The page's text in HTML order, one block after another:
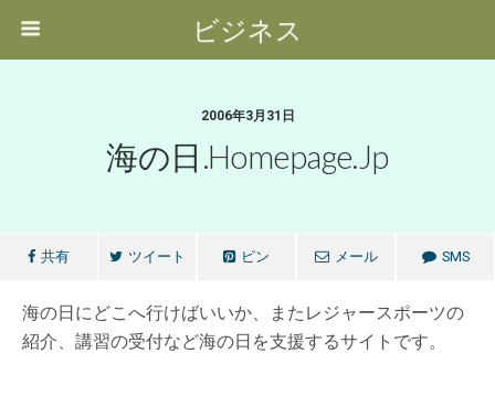
ビジネス
2006年3月31日
海の日.homepage.jp
共有 ツイート ピン メール SMS
海の日にどこへ行けばいいか、またレジャースポーツの
紹介、講習の受付など海の日を支援するサイトです。